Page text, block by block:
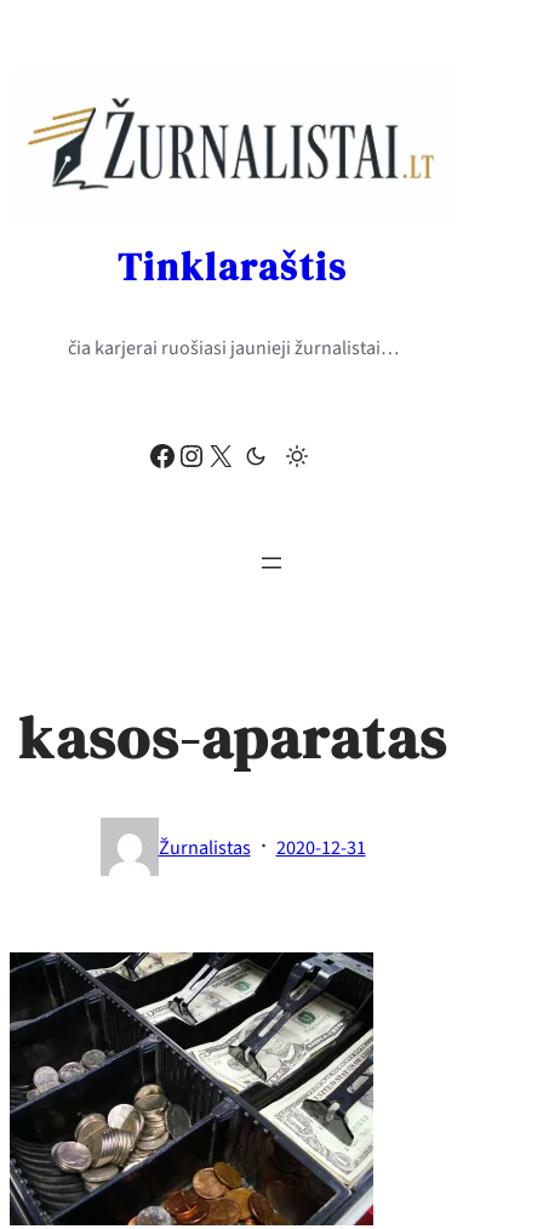
Facebook Instagram X
Tinklaraštis
čia karjerai ruošiasi jaunieji žurnalistai…
kasos-aparatas
Žurnalistas · 2020-12-31